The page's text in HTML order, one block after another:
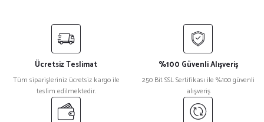
Ücretsiz Teslimat
Tüm siparişleriniz ücretsiz kargo ile
teslim edilmektedir.
%100 Güvenli Alışveriş
250 Bit SSL Sertifikası ile %100 güvenli
alışveriş